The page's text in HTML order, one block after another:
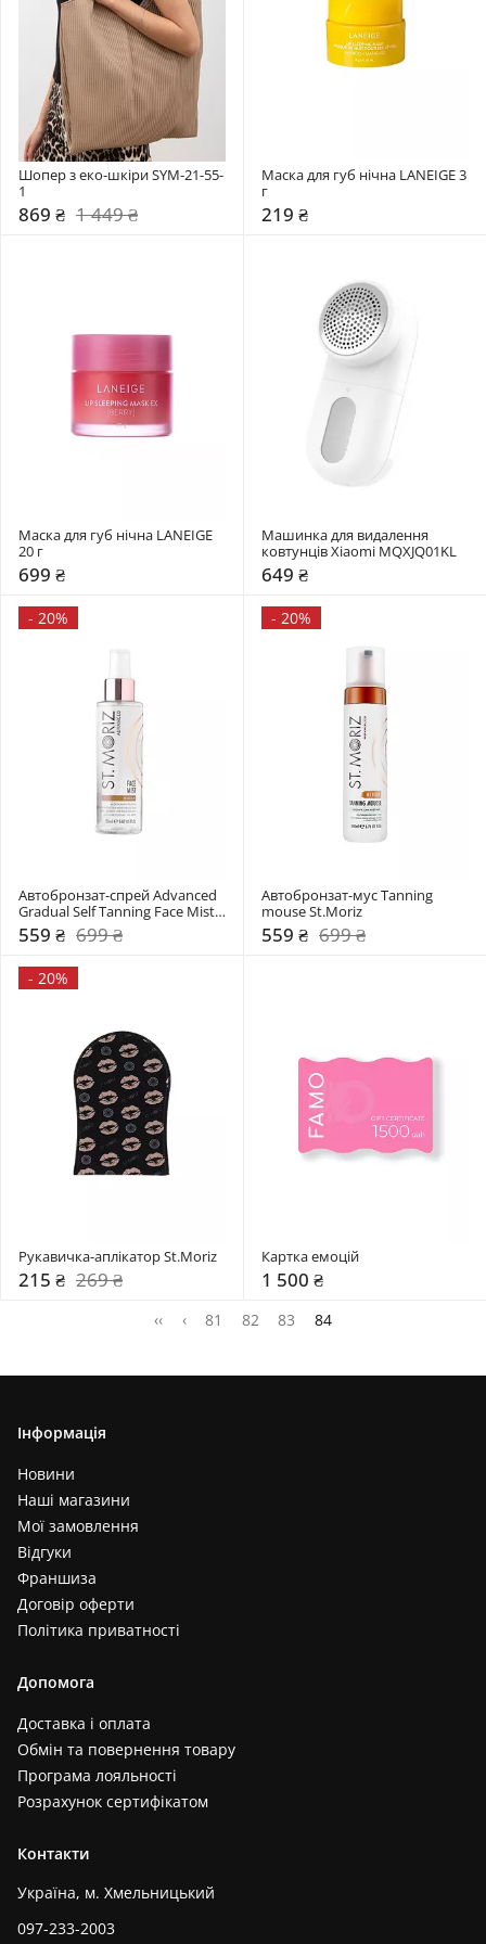
Шопер з еко-шкіри SYM-21-55-
1
869 ₴ 1 449 ₴
Маска для губ нічна LANEIGE 3
г
219 ₴
Маска для губ нічна LANEIGE
20 г
699 ₴
Машинка для видалення
ковтунців Xiaomi MQXJQ01KL
649 ₴
- 20%
Автобронзат-спрей Advanced
Gradual Self Tanning Face Mist
St.Moriz
559 ₴ 699 ₴
- 20%
Автобронзат-муc Tanning
mouse St.Moriz
559 ₴ 699 ₴
- 20%
Рукавичка-аплікатор St.Moriz
215 ₴ 269 ₴
Картка емоцій
1 500 ₴
‹‹ ‹ 81 82 83 84
Інформація
Новини
Наші магазини
Мої замовлення
Відгуки
Франшиза
Договір оферти
Політика приватності
Допомога
Доставка і оплата
Обмін та повернення товару
Програма лояльності
Розрахунок сертифікатом
Контакти
Україна, м. Хмельницький
097-233-2003